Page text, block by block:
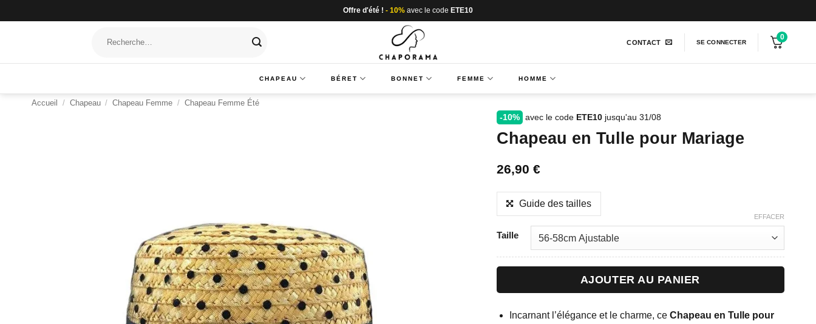
au
Offre d'été ! - 10% avec le code ETE10
pour :
CONTACT SE CONNECTER
0
CHAPEAU BÉRET BONNET FEMME HOMME
Accueil / Chapeau / Chapeau Femme / Chapeau Femme Été
-10% avec le code ETE10jusqu'au 31/08
Chapeau en Tulle pour Mariage
26,90 €
Guide des tailles
Taille
EFFACER
AJOUTER AU PANIER
Incarnant l’élégance et le charme, ce Chapeau en Tulle pour